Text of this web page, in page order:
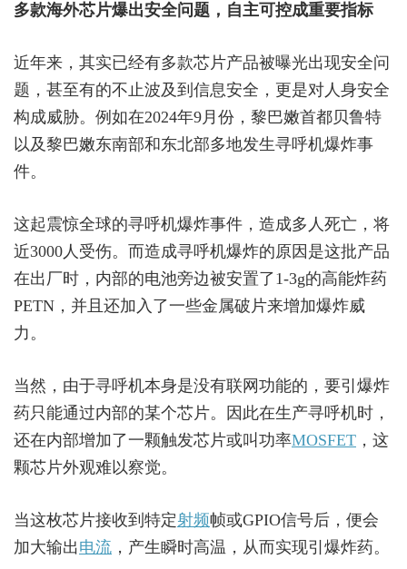
多款海外芯片爆出安全问题，自主可控成重要指标
近年来，其实已经有多款芯片产品被曝光出现安全问
题，甚至有的不止波及到信息安全，更是对人身安全
构成威胁。例如在2024年9月份，黎巴嫩首都贝鲁特
以及黎巴嫩东南部和东北部多地发生寻呼机爆炸事
件。
这起震惊全球的寻呼机爆炸事件，造成多人死亡，将
近3000人受伤。而造成寻呼机爆炸的原因是这批产品
在出厂时，内部的电池旁边被安置了1-3g的高能炸药
PETN，并且还加入了一些金属破片来增加爆炸威
力。
当然，由于寻呼机本身是没有联网功能的，要引爆炸
药只能通过内部的某个芯片。因此在生产寻呼机时，
还在内部增加了一颗触发芯片或叫功率MOSFET ，这
颗芯片外观难以察觉。
当这枚芯片接收到特定射频帧或GPIO信号后，便会
加大输出电流 ，产生瞬时高温，从而实现引爆炸药。